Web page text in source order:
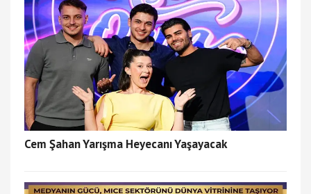
Cem Şahan Yarışma Heyecanı Yaşayacak